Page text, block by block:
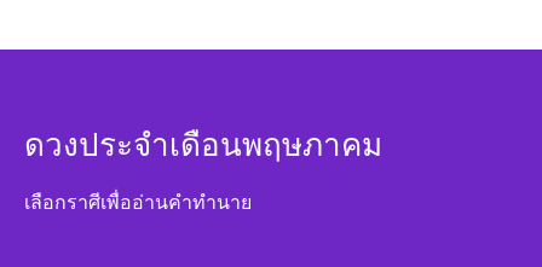
ดวงประจำเดือนพฤษภาคม
เลือกราศีเพื่ออ่านคำทำนาย